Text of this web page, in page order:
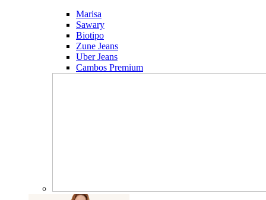
Marisa
Sawary
Biotipo
Zune Jeans
Uber Jeans
Cambos Premium